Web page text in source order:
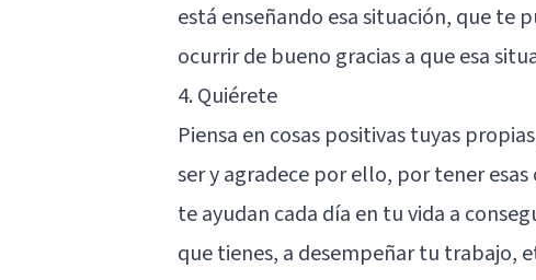
está enseñando esa situación, que te
ocurrir de bueno gracias a que esa
4. Quiérete
Piensa en cosas positivas tuyas
ser y agradece por ello, por tener
te ayudan cada día en tu vida a
que tienes, a desempeñar tu trabajo,